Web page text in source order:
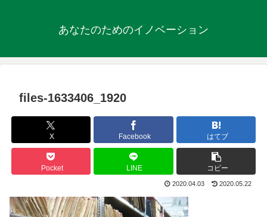
あなたのためのイノベーション
files-1633406_1920
X Facebook はてブ
Pocket LINE コピー
2020.04.03 2020.05.22